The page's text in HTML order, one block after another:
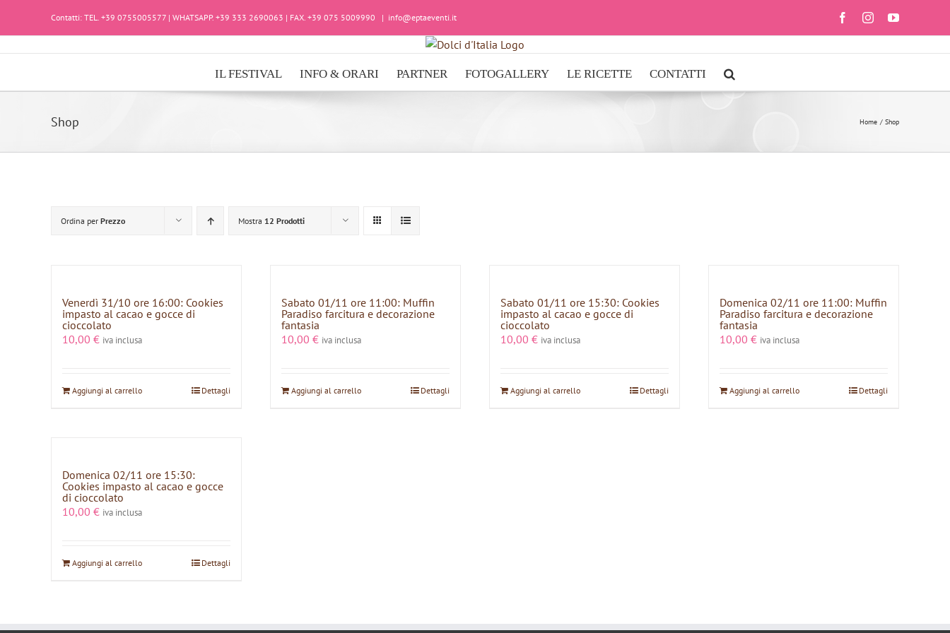
Contatti: TEL. +39 0755005577 | WHATSAPP. +39 333 2690063 | FAX. +39 075 5009990 | info@eptaeventi.it FacebookInstagramYouTube
IL FESTIVAL INFO & ORARI PARTNER FOTOGALLERY LE RICETTE CONTATTI
Shop Home Shop
Ordina per Prezzo Mostra 12 Prodotti
Venerdì 31/10 ore 16:00: Cookies
impasto al cacao e gocce di
cioccolato
10,00 € iva inclusa
Aggiungi al carrello Dettagli
Sabato 01/11 ore 11:00: Muffin
Paradiso farcitura e decorazione
fantasia
10,00 € iva inclusa
Aggiungi al carrello Dettagli
Sabato 01/11 ore 15:30: Cookies
impasto al cacao e gocce di
cioccolato
10,00 € iva inclusa
Aggiungi al carrello Dettagli
Domenica 02/11 ore 11:00: Muffin
Paradiso farcitura e decorazione
fantasia
10,00 € iva inclusa
Aggiungi al carrello Dettagli
Domenica 02/11 ore 15:30:
Cookies impasto al cacao e gocce
di cioccolato
10,00 € iva inclusa
Aggiungi al carrello Dettagli